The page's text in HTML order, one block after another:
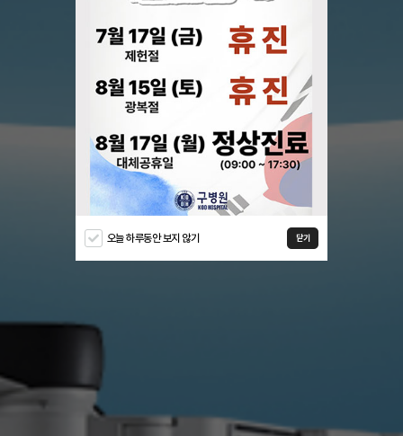
오늘 하루동안 보지 않기 닫기